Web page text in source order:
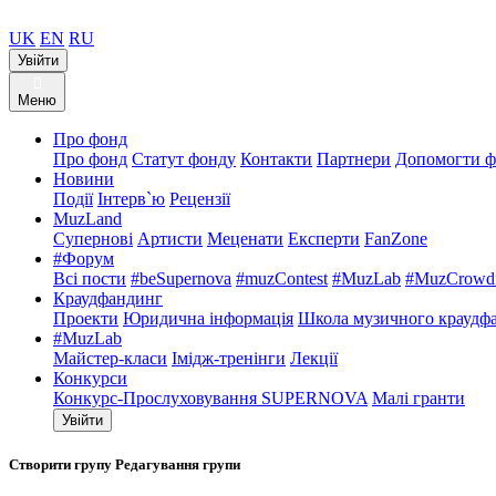
UK EN RU
Увійти
Меню
Про фонд
Про фонд Статут фонду Контакти Партнери Допомогти
Новини
Події Інтерв`ю Рецензії
MuzLand
Супернові Артисти Меценати Експерти FanZone
#Форум
Всі пости #beSupernova #muzContest #MuzLab
Краудфандинг
Проекти Юридична інформація Школа музичного
#MuzLab
Майстер-класи Імідж-тренінги Лекції
Конкурси
Конкурс-Прослуховування SUPERNOVA Малі гранти
Увійти
Створити групу Редагування групи